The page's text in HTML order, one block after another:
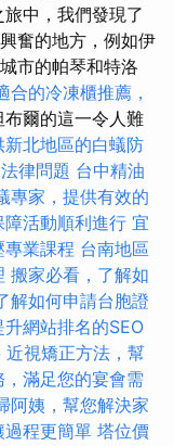
中，我們發現了
奮的地方，例如伊
市的帕琴和特洛
合的冷凍櫃推薦，
爾的這一令人難
北地區的白蟻防
律問題 台中精油
專家，提供有效的
活動順利進行 宜
專業課程 台南地區
搬家必看，了解如
解如何申請台胞證
升網站排名的SEO
近視矯正方法，幫
滿足您的宴會需
阿姨，幫您解決家
過程更簡單 塔位價